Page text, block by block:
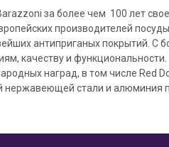
за более чем 100 лет
производителей
антиприганых покрытий. С
качеству и
наград, в том числе Red
нержавеющей стали и алюминия